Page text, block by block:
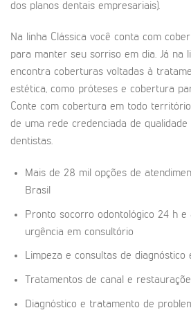
dos planos dentais empresariais).
Na linha Clássica você conta com
para manter seu sorriso em dia. Já na
encontra coberturas voltadas à
estética, como próteses e cobertura
Conte com cobertura em todo
de uma rede credenciada de
dentistas.
Mais de 28 mil opções de
Brasil
Pronto socorro odontológico 24 h e
urgência em consultório
Limpeza e consultas de diagnóstico
Tratamentos de canal e
Diagnóstico e tratamento de